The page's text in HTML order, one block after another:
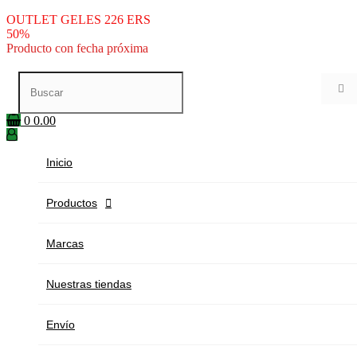
OUTLET GELES 226 ERS
50%
Producto con fecha próxima

0 0.00
Inicio
Productos 
Marcas
Nuestras tiendas
Envío